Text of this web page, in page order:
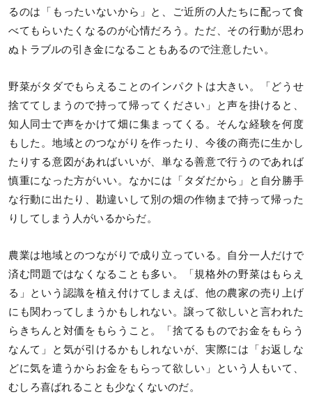
るのは「もったいないから」と、ご近所の人たちに配って食
べてもらいたくなるのが心情だろう。ただ、その行動が思わ
ぬトラブルの引き金になることもあるので注意したい。
野菜がタダでもらえることのインパクトは大きい。「どうせ
捨ててしまうので持って帰ってください」と声を掛けると、
知人同士で声をかけて畑に集まってくる。そんな経験を何度
もした。地域とのつながりを作ったり、今後の商売に生かし
たりする意図があればいいが、単なる善意で行うのであれば
慎重になった方がいい。なかには「タダだから」と自分勝手
な行動に出たり、勘違いして別の畑の作物まで持って帰った
りしてしまう人がいるからだ。
農業は地域とのつながりで成り立っている。自分一人だけで
済む問題ではなくなることも多い。「規格外の野菜はもらえ
る」という認識を植え付けてしまえば、他の農家の売り上げ
にも関わってしまうかもしれない。譲って欲しいと言われた
らきちんと対価をもらうこと。「捨てるものでお金をもらう
なんて」と気が引けるかもしれないが、実際には「お返しな
どに気を遣うからお金をもらって欲しい」という人もいて、
むしろ喜ばれることも少なくないのだ。